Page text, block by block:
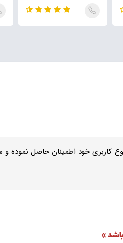
کاربری خود اطمینان حاصل
»